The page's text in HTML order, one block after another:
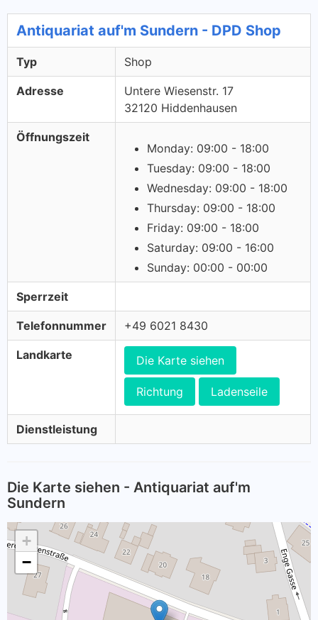
Antiquariat auf'm Sundern - DPD Shop
Typ Shop
Adresse
Untere Wiesenstr. 17
32120 Hiddenhausen
Öffnungszeit
Monday: 09:00 - 18:00
Tuesday: 09:00 - 18:00
Wednesday: 09:00 - 18:00
Thursday: 09:00 - 18:00
Friday: 09:00 - 18:00
Saturday: 09:00 - 16:00
Sunday: 00:00 - 00:00
Sperrzeit
Telefonnummer +49 6021 8430
Landkarte Die Karte siehen
Richtung Ladenseile
Dienstleistung
Die Karte siehen - Antiquariat auf'm
Sundern
+
−